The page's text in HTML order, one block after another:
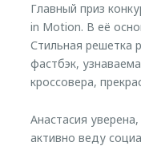
Главный приз
in Motion. В её
Стильная решетка
фастбэк,
кроссовера,
Анастасия
активно веду